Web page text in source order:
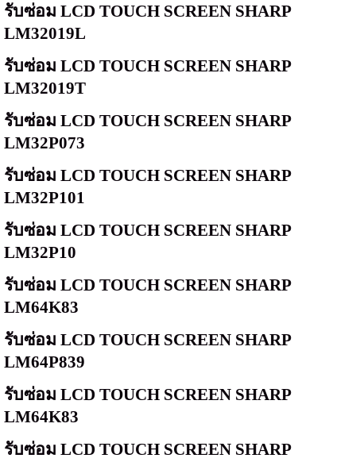
รับซ่อม LCD TOUCH SCREEN SHARP
LM32019L
รับซ่อม LCD TOUCH SCREEN SHARP
LM32019T
รับซ่อม LCD TOUCH SCREEN SHARP
LM32P073
รับซ่อม LCD TOUCH SCREEN SHARP
LM32P101
รับซ่อม LCD TOUCH SCREEN SHARP
LM32P10
รับซ่อม LCD TOUCH SCREEN SHARP
LM64K83
รับซ่อม LCD TOUCH SCREEN SHARP
LM64P839
รับซ่อม LCD TOUCH SCREEN SHARP
LM64K83
รับซ่อม LCD TOUCH SCREEN SHARP